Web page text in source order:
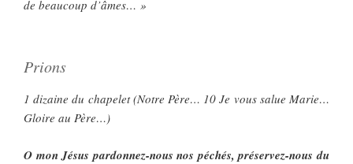
de beaucoup d’âmes… »
Prions
1 dizaine du chapelet (Notre Père… 10 Je vous salue Marie…
Gloire au Père…)
O mon Jésus pardonnez-nous nos péchés, préservez-nous du